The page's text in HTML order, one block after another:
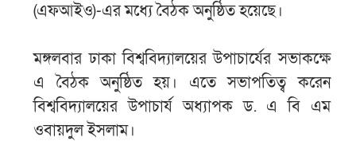
(এফআইও)-এর মধ্যে বৈঠক অনুষ্ঠিত হয়েছে।
মঙ্গলবার ঢাকা বিশ্ববিদ্যালয়ের উপাচার্যের সভাকক্ষে
এ বৈঠক অনুষ্ঠিত হয়। এতে সভাপতিত্ব করেন
বিশ্ববিদ্যালয়ের উপাচার্য অধ্যাপক ড. এ বি এম
ওবায়দুল ইসলাম।